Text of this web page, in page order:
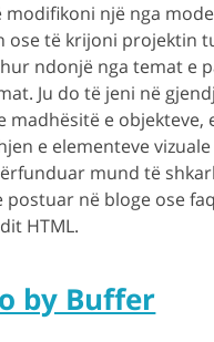
modifikoni një nga
ose të krijoni projektin
ndonjë nga temat e
Ju do të jeni në
madhësitë e objekteve,
e elementeve
mund të
postuar në bloge ose
HTML.
by Buffer